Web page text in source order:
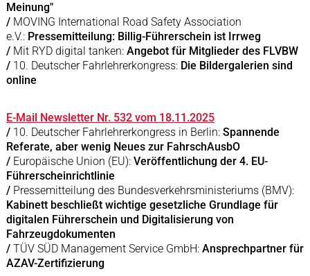
Meinung"
/ MOVING International Road Safety Association
e.V.: Pressemitteilung: Billig-Führerschein ist Irrweg
/ Mit RYD digital tanken: Angebot für Mitglieder des FLVBW
/ 10. Deutscher Fahrlehrerkongress:Die Bildergalerien sind
online
E-Mail Newsletter Nr. 532 vom 18.11.2025
/ 10. Deutscher Fahrlehrerkongress in Berlin:Spannende
Referate, aber wenig Neues zur FahrschAusbO
/ Europäische Union (EU): Veröffentlichung der 4. EU-
Führerscheinrichtlinie
/ Pressemitteilung des Bundesverkehrsministeriums (BMV):
Kabinett beschließt wichtige gesetzliche Grundlage für
digitalen Führerschein und Digitalisierung von
Fahrzeugdokumenten
/ TÜV SÜD Management Service GmbH: Ansprechpartner für
AZAV-Zertifizierung